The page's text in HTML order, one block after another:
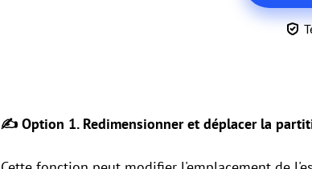
✍ Option 1. Redimensionner et déplacer la